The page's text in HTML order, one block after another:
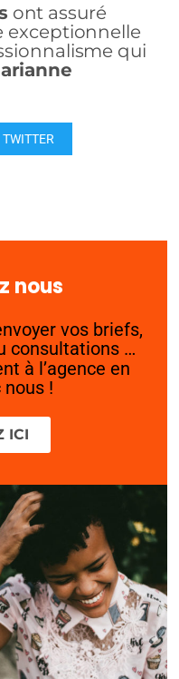
ont assuré
exceptionnelle
qui
TWITTER
nous
vos briefs,
consultations …
à l’agence en
!
ICI